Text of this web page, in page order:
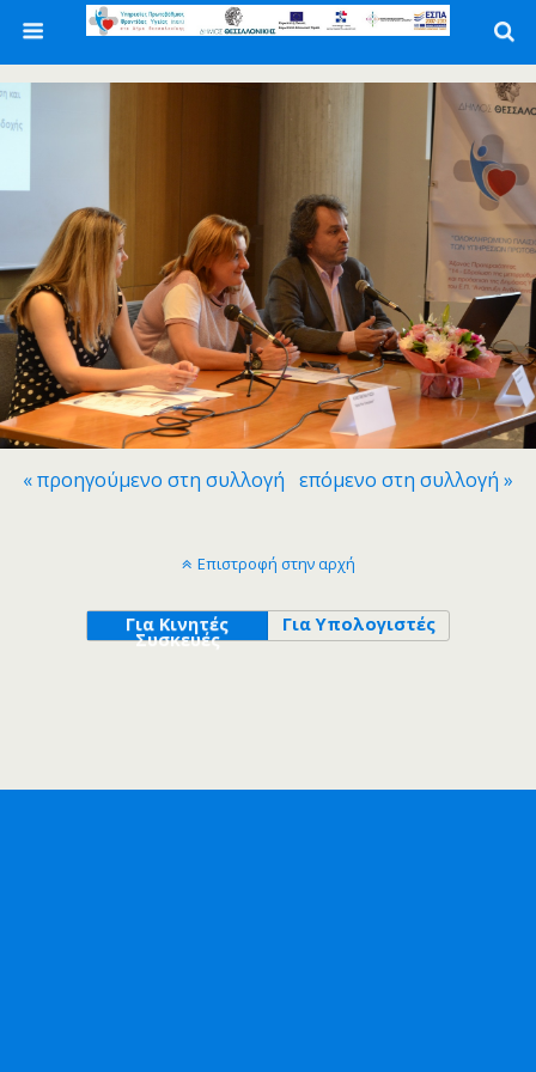
« προηγούμενο στη συλλογή επόμενο στη συλλογή »
Επιστροφή στην αρχή
Για Κινητές
Συσκευές
Για Υπολογιστές